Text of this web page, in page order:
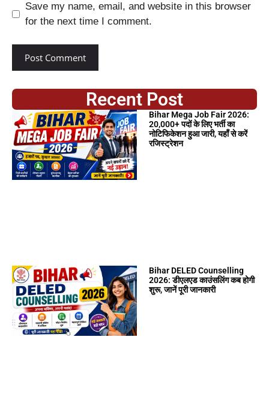
Save my name, email, and website in this browser
for the next time I comment.
Recent Post
Bihar Mega Job Fair 2026:
20,000+ पदों के लिए भर्ती का
नोटिफिकेशन हुआ जारी, यहाँ से करें
रजिस्ट्रेशन
Bihar DELED Counselling
2026: डीएलएड काउंसलिंग कब होगी
शुरू, जानें पूरी जानकारी